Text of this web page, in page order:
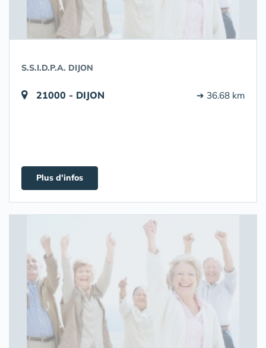
S.S.I.D.P.A. DIJON
21000 - DIJON ➔ 36.68 km
Plus d'infos